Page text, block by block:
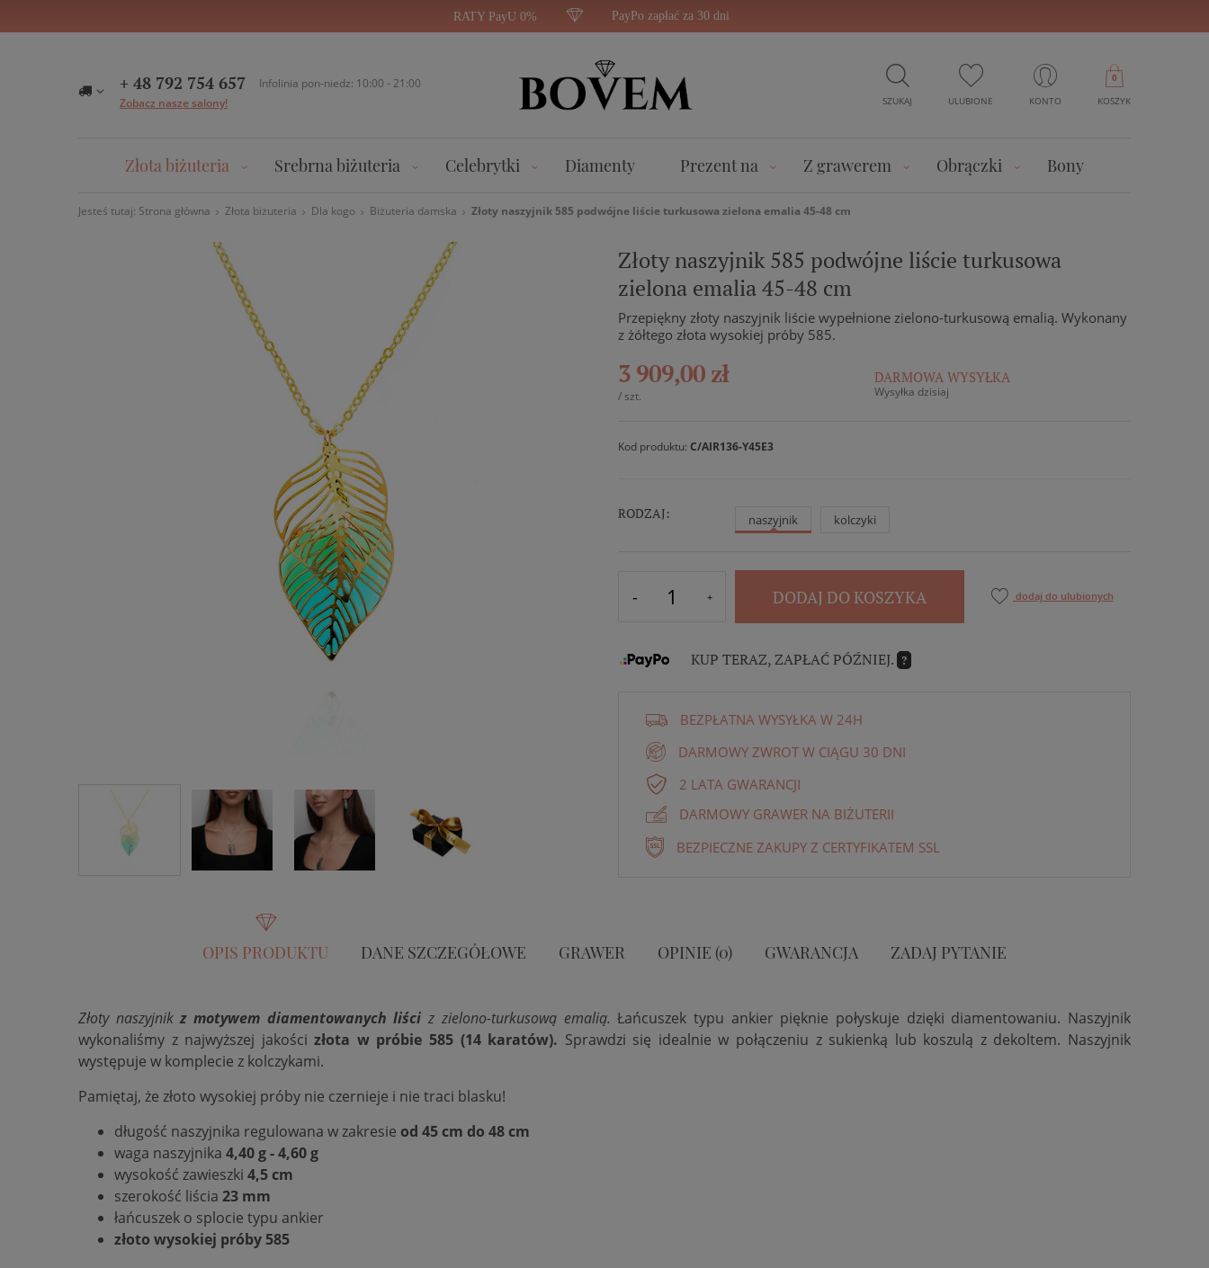
RATY PayU 0% PayPo zapłać za 30 dni
+ 48 792 754 657
Infolinia pon-niedz: 10:00 - 21:00
Zobacz nasze salony!
SZUKAJ ULUBIONE KONTO KOSZYK
0
Złota biżuteria Srebrna biżuteria Celebrytki Diamenty Prezent na Z grawerem Obrączki Bony
Jesteś tutaj: Strona główna Złota biżuteria Dla kogo Biżuteria damska Złoty naszyjnik 585 podwójne liście turkusowa zielona emalia 45-48 cm
Złoty naszyjnik 585 podwójne liście turkusowa
zielona emalia 45-48 cm
Przepiękny złoty naszyjnik liście wypełnione zielono-turkusową emalią. Wykonany
z żółtego złota wysokiej próby 585.
3 909,00 zł
/ szt.
DARMOWA WYSYŁKA
Wysyłka dzisiaj
Kod produktu: C/AIR136-Y45E3
RODZAJ: naszyjnik kolczyki
DODAJ DO KOSZYKA dodaj do ulubionych
KUP TERAZ, ZAPŁAĆ PÓŹNIEJ. ?
BEZPŁATNA WYSYŁKA W 24H
DARMOWY ZWROT W CIĄGU 30 DNI
2 LATA GWARANCJI
DARMOWY GRAWER NA BIŻUTERII
BEZPIECZNE ZAKUPY Z CERTYFIKATEM SSL
OPIS PRODUKTU DANE SZCZEGÓŁOWE GRAWER OPINIE (0) GWARANCJA ZADAJ PYTANIE
Złoty naszyjnikz motywem diamentowanych liściz zielono-turkusową emalią.Łańcuszek typu ankier pięknie połyskuje dzięki diamentowaniu. Naszyjnik
wykonaliśmy z najwyższej jakości złota w próbie 585 (14 karatów). Sprawdzi się idealnie w połączeniu z sukienką lub koszulą z dekoltem. Naszyjnik
występuje w komplecie z kolczykami.
Pamiętaj, że złoto wysokiej próby nie czernieje i nie traci blasku!
długość naszyjnika regulowana w zakresie od 45 cm do 48 cm
waga naszyjnika 4,40 g - 4,60 g
wysokość zawieszki 4,5cm
szerokość liścia 23 mm
łańcuszek o splocie typu ankier
złoto wysokiej próby 585